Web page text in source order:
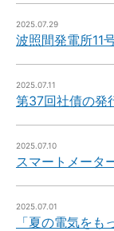
2025.07.29
波照間発電所11
2025.07.11
第37回社債の発
2025.07.10
スマートメータ
2025.07.01
「夏の電気を